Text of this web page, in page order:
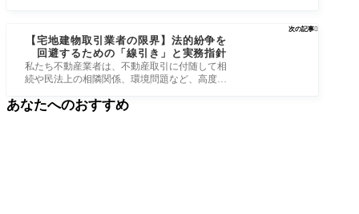
次の記事
【宅地建物取引業者の限界】法的紛争を
回避するための「線引き」と実務指針
私たち不動産業者は、不動産取引に付随して相
続や民法上の相隣関係、環境問題など、高度な
あなたへのおすすめ